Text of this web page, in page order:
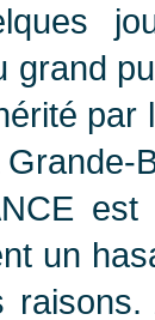
grand
par
un